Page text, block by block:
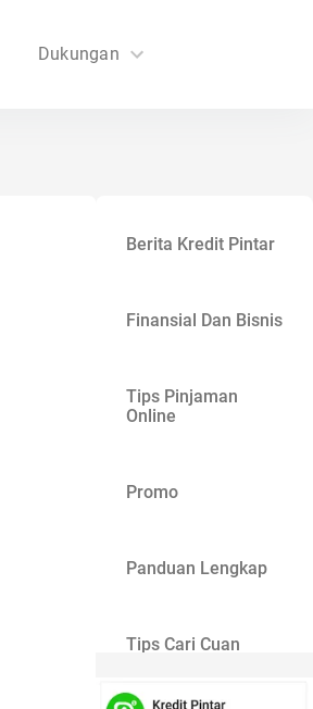
Dukungan
Berita Kredit Pintar
Finansial Dan Bisnis
Tips Pinjaman
Online
Promo
Panduan Lengkap
Tips Cari Cuan